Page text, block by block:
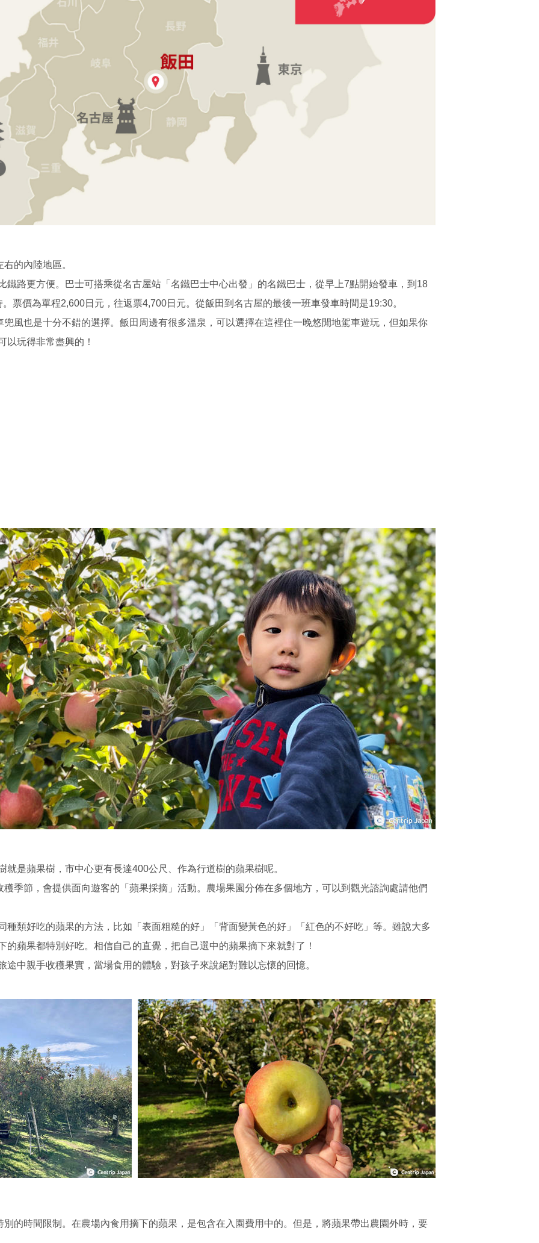
的內陸地區。
鐵路更方便。巴士可搭乘從名古屋站「名鐵巴士中心出發」的名鐵巴士，從早上7點開始發車，到18
票價為單程2,600日元，往返票4,700日元。從飯田到名古屋的最後一班車發車時間是19:30。
風也是十分不錯的選擇。飯田周邊有很多溫泉，可以選擇在這裡住一晚悠閒地駕車遊玩，但如果你
以玩得非常盡興的！
是蘋果樹，市中心更有長達400公尺、作為行道樹的蘋果樹呢。
季節，會提供面向遊客的「蘋果採摘」活動。農場果園分佈在多個地方，可以到觀光諮詢處請他們
種類好吃的蘋果的方法，比如「表面粗糙的好」「背面變黃色的好」「紅色的不好吃」等。雖說大多
蘋果都特別好吃。相信自己的直覺，把自己選中的蘋果摘下來就對了！
中親手收穫果實，當場食用的體驗，對孩子來說絕對難以忘懷的回憶。
的時間限制。在農場內食用摘下的蘋果，是包含在入園費用中的。但是，將蘋果帶出農園外時，要